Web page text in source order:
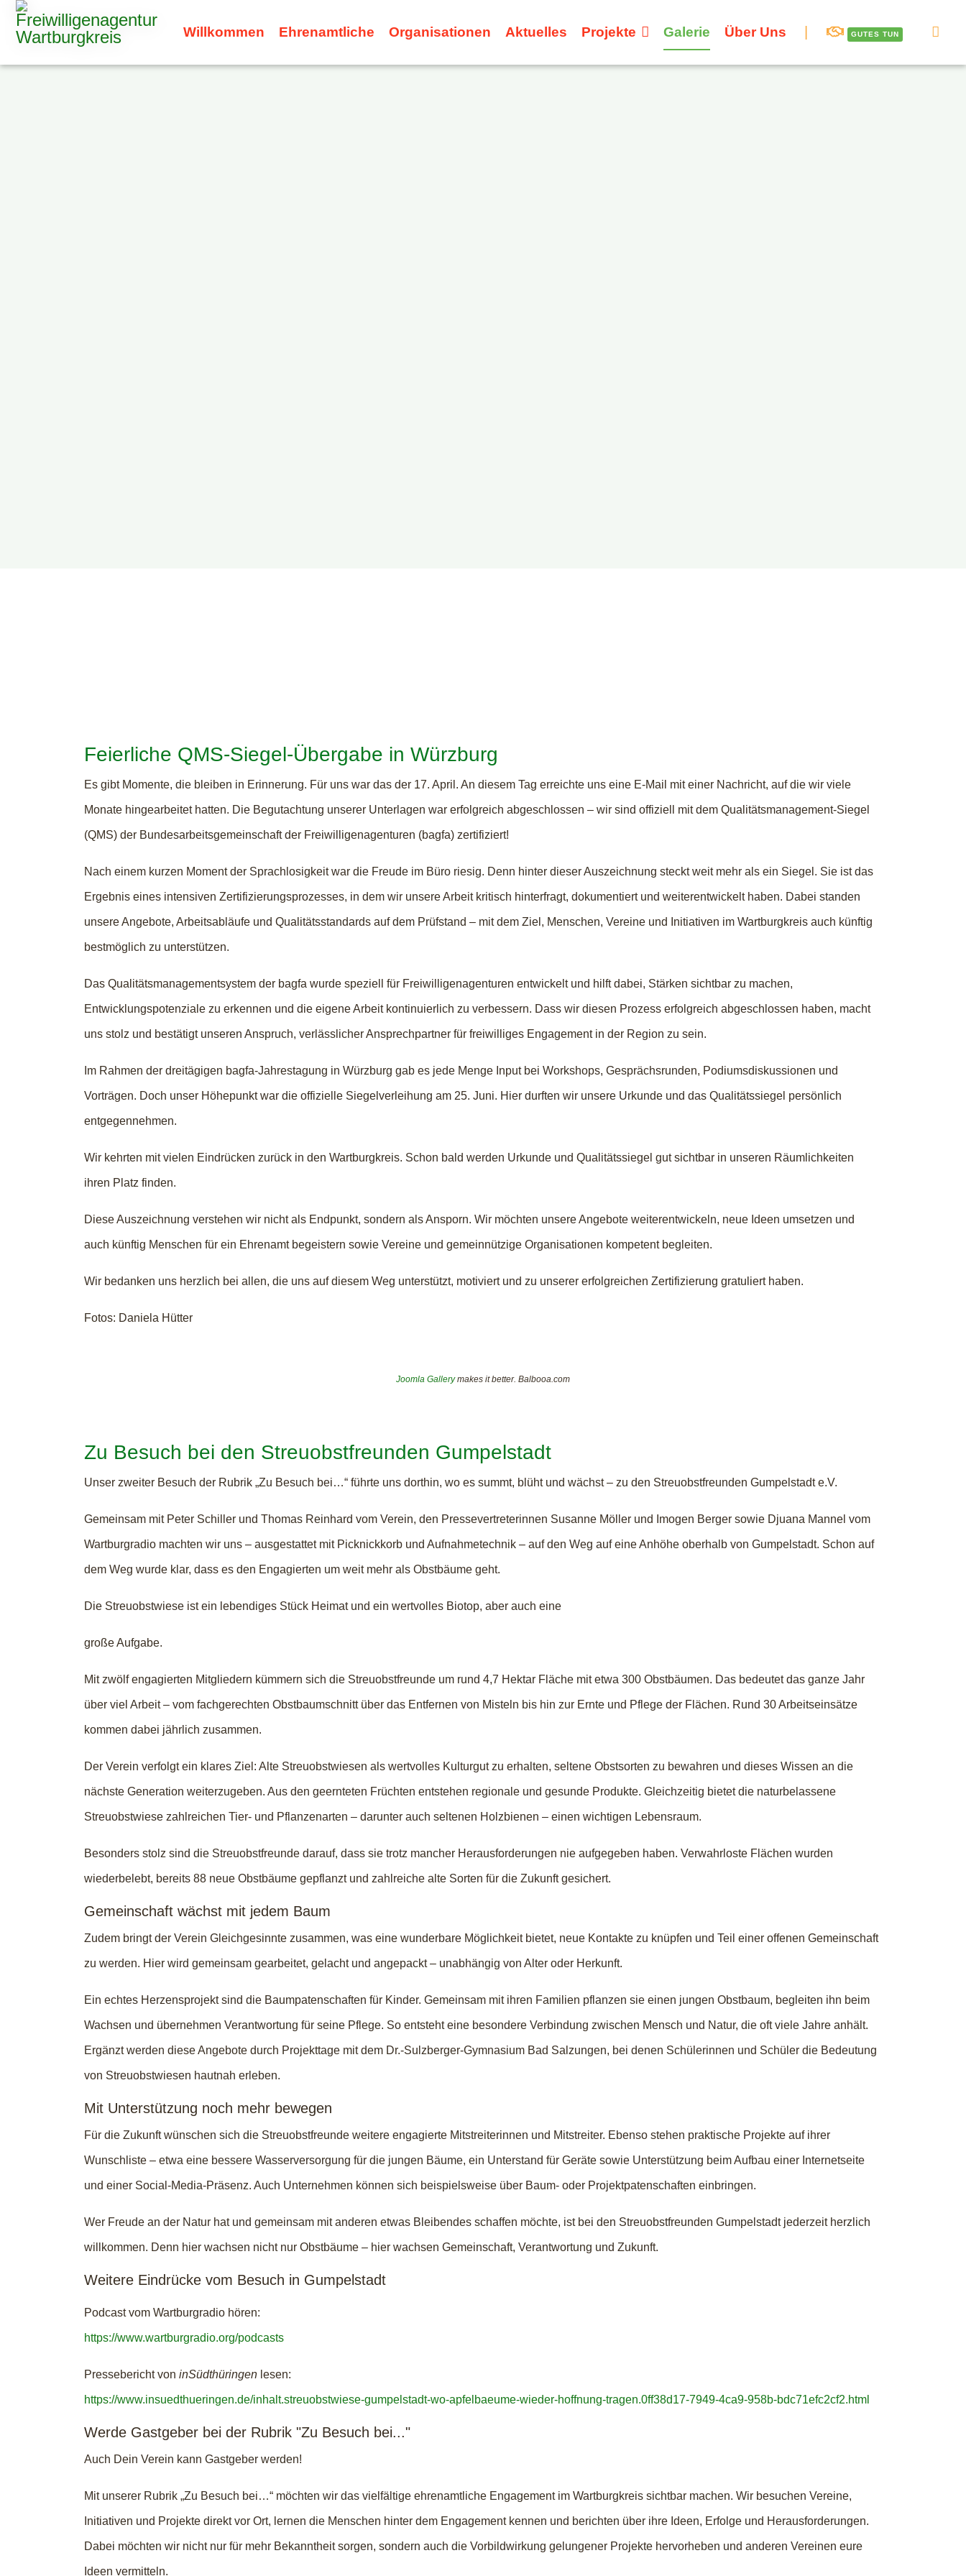
Willkommen Ehrenamtliche Organisationen Aktuelles Projekte Galerie Über Uns GUTES TUN
Feierliche QMS-Siegel-Übergabe in Würzburg
Es gibt Momente, die bleiben in Erinnerung. Für uns war das der 17. April. An diesem Tag erreichte uns eine E-Mail mit einer Nachricht, auf die wir viele
Monate hingearbeitet hatten. Die Begutachtung unserer Unterlagen war erfolgreich abgeschlossen – wir sind offiziell mit dem Qualitätsmanagement-Siegel
(QMS) der Bundesarbeitsgemeinschaft der Freiwilligenagenturen (bagfa) zertifiziert!
Nach einem kurzen Moment der Sprachlosigkeit war die Freude im Büro riesig. Denn hinter dieser Auszeichnung steckt weit mehr als ein Siegel. Sie ist das
Ergebnis eines intensiven Zertifizierungsprozesses, in dem wir unsere Arbeit kritisch hinterfragt, dokumentiert und weiterentwickelt haben. Dabei standen
unsere Angebote, Arbeitsabläufe und Qualitätsstandards auf dem Prüfstand – mit dem Ziel, Menschen, Vereine und Initiativen im Wartburgkreis auch künftig
bestmöglich zu unterstützen.
Das Qualitätsmanagementsystem der bagfa wurde speziell für Freiwilligenagenturen entwickelt und hilft dabei, Stärken sichtbar zu machen,
Entwicklungspotenziale zu erkennen und die eigene Arbeit kontinuierlich zu verbessern. Dass wir diesen Prozess erfolgreich abgeschlossen haben, macht
uns stolz und bestätigt unseren Anspruch, verlässlicher Ansprechpartner für freiwilliges Engagement in der Region zu sein.
Im Rahmen der dreitägigen bagfa-Jahrestagung in Würzburg gab es jede Menge Input bei Workshops, Gesprächsrunden, Podiumsdiskussionen und
Vorträgen. Doch unser Höhepunkt war die offizielle Siegelverleihung am 25. Juni. Hier durften wir unsere Urkunde und das Qualitätssiegel persönlich
entgegennehmen.
Wir kehrten mit vielen Eindrücken zurück in den Wartburgkreis. Schon bald werden Urkunde und Qualitätssiegel gut sichtbar in unseren Räumlichkeiten
ihren Platz finden.
Diese Auszeichnung verstehen wir nicht als Endpunkt, sondern als Ansporn. Wir möchten unsere Angebote weiterentwickeln, neue Ideen umsetzen und
auch künftig Menschen für ein Ehrenamt begeistern sowie Vereine und gemeinnützige Organisationen kompetent begleiten.
Wir bedanken uns herzlich bei allen, die uns auf diesem Weg unterstützt, motiviert und zu unserer erfolgreichen Zertifizierung gratuliert haben.
Fotos: Daniela Hütter
Joomla Gallerymakes it better. Balbooa.com
Zu Besuch bei den Streuobstfreunden Gumpelstadt
Unser zweiter Besuch der Rubrik „Zu Besuch bei…“ führte uns dorthin, wo es summt, blüht und wächst – zu den Streuobstfreunden Gumpelstadt e.V.
Gemeinsam mit Peter Schiller und Thomas Reinhard vom Verein, den Pressevertreterinnen Susanne Möller und Imogen Berger sowie Djuana Mannel vom
Wartburgradio machten wir uns – ausgestattet mit Picknickkorb und Aufnahmetechnik – auf den Weg auf eine Anhöhe oberhalb von Gumpelstadt. Schon auf
dem Weg wurde klar, dass es den Engagierten um weit mehr als Obstbäume geht.
Die Streuobstwiese ist ein lebendiges Stück Heimat und ein wertvolles Biotop, aber auch eine
große Aufgabe.
Mit zwölf engagierten Mitgliedern kümmern sich die Streuobstfreunde um rund 4,7 Hektar Fläche mit etwa 300 Obstbäumen. Das bedeutet das ganze Jahr
über viel Arbeit – vom fachgerechten Obstbaumschnitt über das Entfernen von Misteln bis hin zur Ernte und Pflege der Flächen. Rund 30 Arbeitseinsätze
kommen dabei jährlich zusammen.
Der Verein verfolgt ein klares Ziel: Alte Streuobstwiesen als wertvolles Kulturgut zu erhalten, seltene Obstsorten zu bewahren und dieses Wissen an die
nächste Generation weiterzugeben. Aus den geernteten Früchten entstehen regionale und gesunde Produkte. Gleichzeitig bietet die naturbelassene
Streuobstwiese zahlreichen Tier- und Pflanzenarten – darunter auch seltenen Holzbienen – einen wichtigen Lebensraum.
Besonders stolz sind die Streuobstfreunde darauf, dass sie trotz mancher Herausforderungen nie aufgegeben haben. Verwahrloste Flächen wurden
wiederbelebt, bereits 88 neue Obstbäume gepflanzt und zahlreiche alte Sorten für die Zukunft gesichert.
Gemeinschaft wächst mit jedem Baum
Zudem bringt der Verein Gleichgesinnte zusammen, was eine wunderbare Möglichkeit bietet, neue Kontakte zu knüpfen und Teil einer offenen Gemeinschaft
zu werden. Hier wird gemeinsam gearbeitet, gelacht und angepackt – unabhängig von Alter oder Herkunft.
Ein echtes Herzensprojekt sind die Baumpatenschaften für Kinder. Gemeinsam mit ihren Familien pflanzen sie einen jungen Obstbaum, begleiten ihn beim
Wachsen und übernehmen Verantwortung für seine Pflege. So entsteht eine besondere Verbindung zwischen Mensch und Natur, die oft viele Jahre anhält.
Ergänzt werden diese Angebote durch Projekttage mit dem Dr.-Sulzberger-Gymnasium Bad Salzungen, bei denen Schülerinnen und Schüler die Bedeutung
von Streuobstwiesen hautnah erleben.
Mit Unterstützung noch mehr bewegen
Für die Zukunft wünschen sich die Streuobstfreunde weitere engagierte Mitstreiterinnen und Mitstreiter. Ebenso stehen praktische Projekte auf ihrer
Wunschliste – etwa eine bessere Wasserversorgung für die jungen Bäume, ein Unterstand für Geräte sowie Unterstützung beim Aufbau einer Internetseite
und einer Social-Media-Präsenz. Auch Unternehmen können sich beispielsweise über Baum- oder Projektpatenschaften einbringen.
Wer Freude an der Natur hat und gemeinsam mit anderen etwas Bleibendes schaffen möchte, ist bei den Streuobstfreunden Gumpelstadt jederzeit herzlich
willkommen. Denn hier wachsen nicht nur Obstbäume – hier wachsen Gemeinschaft, Verantwortung und Zukunft.
Weitere Eindrücke vom Besuch in Gumpelstadt
Podcast vom Wartburgradio hören:
https://www.wartburgradio.org/podcasts
Pressebericht von inSüdthüringen lesen:
https://www.insuedthueringen.de/inhalt.streuobstwiese-gumpelstadt-wo-apfelbaeume-wieder-hoffnung-tragen.0ff38d17-7949-4ca9-958b-bdc71efc2cf2.html
Werde Gastgeber bei der Rubrik "Zu Besuch bei..."
Auch Dein Verein kann Gastgeber werden!
Mit unserer Rubrik „Zu Besuch bei…“ möchten wir das vielfältige ehrenamtliche Engagement im Wartburgkreis sichtbar machen. Wir besuchen Vereine,
Initiativen und Projekte direkt vor Ort, lernen die Menschen hinter dem Engagement kennen und berichten über ihre Ideen, Erfolge und Herausforderungen.
Dabei möchten wir nicht nur für mehr Bekanntheit sorgen, sondern auch die Vorbildwirkung gelungener Projekte hervorheben und anderen Vereinen eure
Ideen vermitteln.